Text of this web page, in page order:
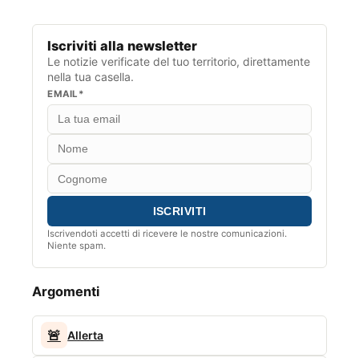
Iscriviti alla newsletter
Le notizie verificate del tuo territorio, direttamente
nella tua casella.
EMAIL*
Iscrivendoti accetti di ricevere le nostre comunicazioni.
Niente spam.
Argomenti
🚨 Allerta